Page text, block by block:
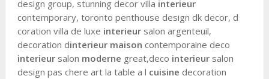
design group, stunning decor villa interieur
contemporary, toronto penthouse design dk decor, d
coration villa de luxe interieursalon argenteuil,
decoration dinterieur maison contemporaine deco
interieursalon moderne great,deco interieursalon
design pas chere art la table a l cuisine decoration